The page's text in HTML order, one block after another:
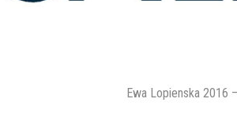
Ewa Lopienska 2016